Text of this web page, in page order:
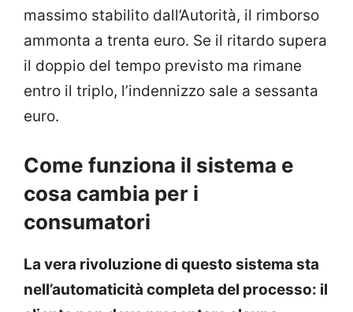
massimo stabilito dall’Autorità, il rimborso
ammonta a trenta euro. Se il ritardo supera
il doppio del tempo previsto ma rimane
entro il triplo, l’indennizzo sale a sessanta
euro.
Come funziona il sistema e
cosa cambia per i
consumatori
La vera rivoluzione di questo sistema sta
nell’automaticità completa del processo: il